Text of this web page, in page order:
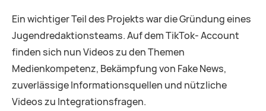
Ein wichtiger Teil des Projekts war die Gründung eines
Jugendredaktionsteams. Auf dem TikTok- Account
finden sich nun Videos zu den Themen
Medienkompetenz, Bekämpfung von Fake News,
zuverlässige Informationsquellen und nützliche
Videos zu Integrationsfragen.